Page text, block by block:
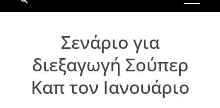
Σενάριο για
διεξαγωγή Σούπερ
Καπ τον Ιανουάριο